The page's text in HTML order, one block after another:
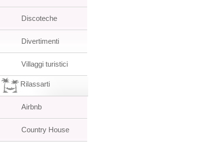
Discoteche
Divertimenti
Villaggi turistici
Rilassarti
Airbnb
Country House